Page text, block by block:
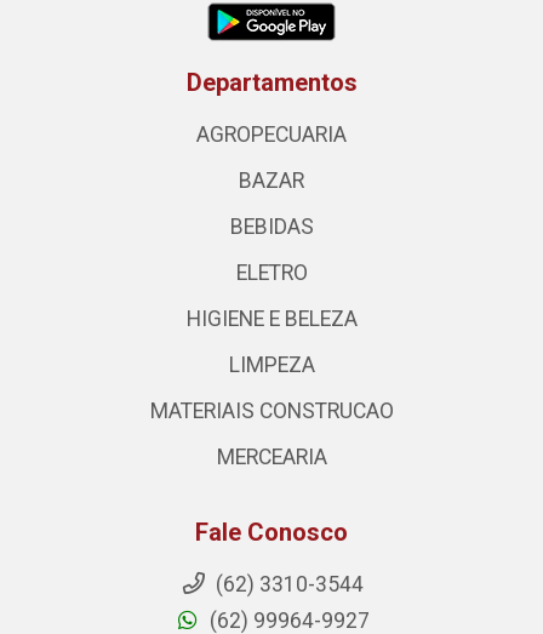
Departamentos
AGROPECUARIA
BAZAR
BEBIDAS
ELETRO
HIGIENE E BELEZA
LIMPEZA
MATERIAIS CONSTRUCAO
MERCEARIA
Fale Conosco
(62) 3310-3544
(62) 99964-9927